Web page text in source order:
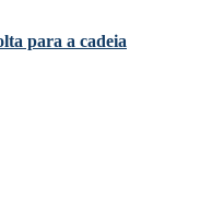
para a cadeia